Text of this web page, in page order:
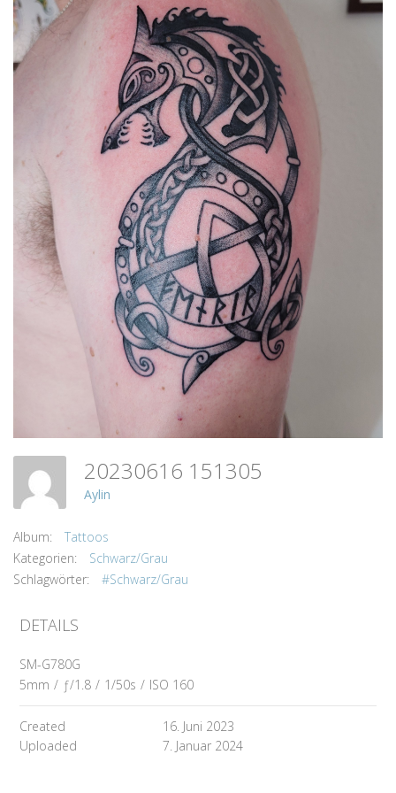
20230616 151305
Aylin
Album:
Tattoos
Kategorien:
Schwarz/Grau
Schlagwörter:
#Schwarz/Grau
DETAILS
SM-G780G
5mm / ƒ/1.8 / 1/50s / ISO 160
Created
16. Juni 2023
Uploaded
7. Januar 2024